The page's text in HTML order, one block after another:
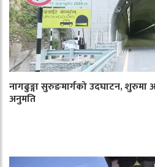
नागढुङ्गा सुरुङमार्गको उदघाटन, शुरुमा
अनुमति